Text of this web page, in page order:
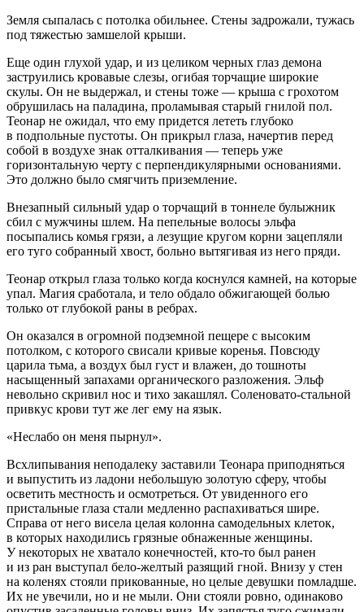
Земля сыпалась с потолка обильнее. Стены задрожали, тужась
под тяжестью замшелой крыши.
Еще один глухой удар, и из целиком черных глаз демона
заструились кровавые слезы, огибая торчащие широкие
скулы. Он не выдержал, и стены тоже — крыша с грохотом
обрушилась на паладина, проламывая старый гнилой пол.
Теонар не ожидал, что ему придется лететь глубоко
в подпольные пустоты. Он прикрыл глаза, начертив перед
собой в воздухе знак отталкивания — теперь уже
горизонтальную черту с перпендикулярными основаниями.
Это должно было смягчить приземление.
Внезапный сильный удар о торчащий в тоннеле булыжник
сбил с мужчины шлем. На пепельные волосы эльфа
посыпались комья грязи, а лезущие кругом корни зацепляли
его туго собранный хвост, больно вытягивая из него пряди.
Теонар открыл глаза только когда коснулся камней, на которые
упал. Магия сработала, и тело обдало обжигающей болью
только от глубокой раны в ребрах.
Он оказался в огромной подземной пещере с высоким
потолком, с которого свисали кривые коренья. Повсюду
царила тьма, а воздух был густ и влажен, до тошноты
насыщенный запахами органического разложения. Эльф
невольно скривил нос и тихо закашлял. Соленовато-стальной
привкус крови тут же лег ему на язык.
«Неслабо он меня пырнул».
Всхлипывания неподалеку заставили Теонара приподняться
и выпустить из ладони небольшую золотую сферу, чтобы
осветить местность и осмотреться. От увиденного его
пристальные глаза стали медленно распахиваться шире.
Справа от него висела целая колонна самодельных клеток,
в которых находились грязные обнаженные женщины.
У некоторых не хватало конечностей, кто-то был ранен
и из ран выступал бело-желтый разящий гной. Внизу у стен
на коленях стояли прикованные, но целые девушки помладше.
Их не увечили, но и не мыли. Они стояли ровно, одинаково